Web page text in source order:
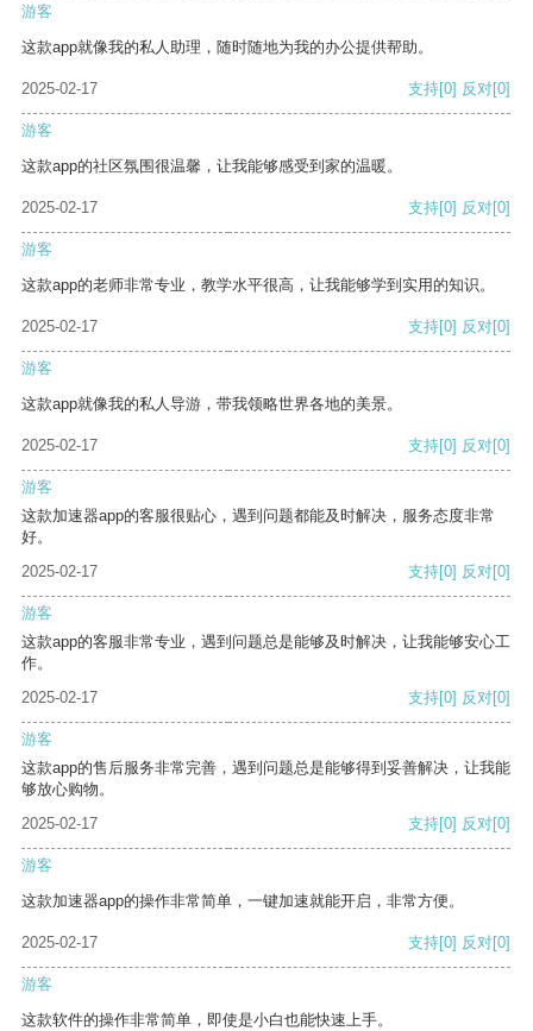
游客
这款app就像我的私人助理，随时随地为我的办公提供帮助。
2025-02-17 支持[0] 反对[0]
游客
这款app的社区氛围很温馨，让我能够感受到家的温暖。
2025-02-17 支持[0] 反对[0]
游客
这款app的老师非常专业，教学水平很高，让我能够学到实用的知识。
2025-02-17 支持[0] 反对[0]
游客
这款app就像我的私人导游，带我领略世界各地的美景。
2025-02-17 支持[0] 反对[0]
游客
这款加速器app的客服很贴心，遇到问题都能及时解决，服务态度非常
好。
2025-02-17
支持[0] 反对[0]
游客
这款app的客服非常专业，遇到问题总是能够及时解决，让我能够安心工
作。
2025-02-17
支持[0] 反对[0]
游客
这款app的售后服务非常完善，遇到问题总是能够得到妥善解决，让我能
够放心购物。
2025-02-17
支持[0] 反对[0]
游客
这款加速器app的操作非常简单，一键加速就能开启，非常方便。
2025-02-17 支持[0] 反对[0]
游客
这款软件的操作非常简单，即使是小白也能快速上手。